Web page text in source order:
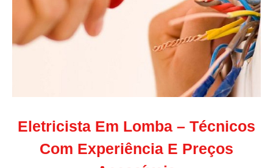
Eletricista Em Lomba – Técnicos
Com Experiência E Preços